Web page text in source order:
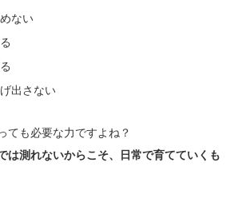
ない
出さない
ても必要な力ですよね？
は測れないからこそ、日常で育てていくも